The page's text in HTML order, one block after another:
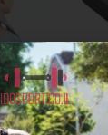
מתקפל
אירובי